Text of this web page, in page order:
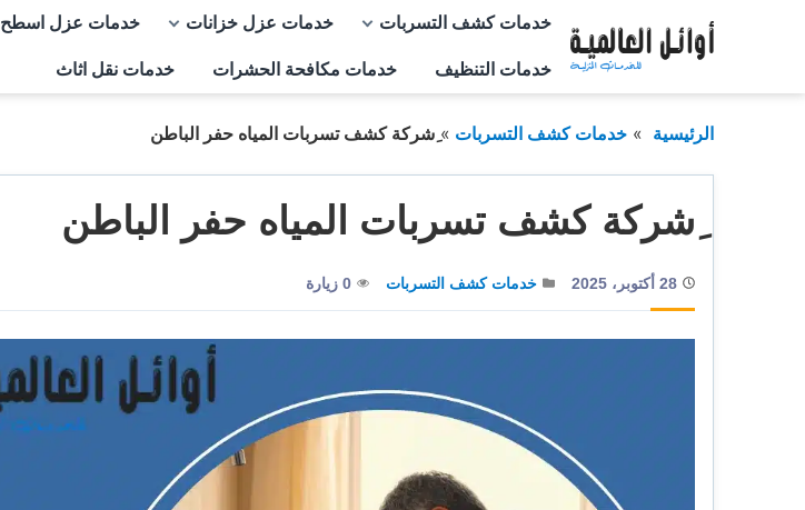
المحتوى
خدمات كشف التسربات خدمات عزل خزانات خدمات عزل اسطح
خدمات التنظيف خدمات مكافحة الحشرات خدمات نقل اثاث
الرئيسية خدمات كشف التسربات ِشركة كشف تسربات المياه حفر الباطن
ِشركة كشف تسربات المياه حفر الباطن
28 أكتوبر، 2025 خدمات كشف التسربات 0 زيارة